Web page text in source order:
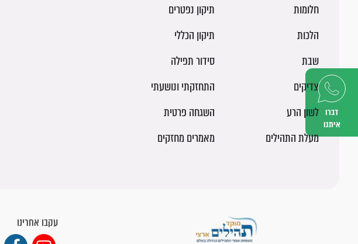
דברו
איתנו
חלומות
הלכות
שבת
צדיקים
לשון הרע
מעלת התהילים
תיקון נפטרים
תיקון הכללי
סידור תפילה
התחזקתי ונושעתי
השגחה פרטית
מאמרים מחזקים
עקבו אחרינו